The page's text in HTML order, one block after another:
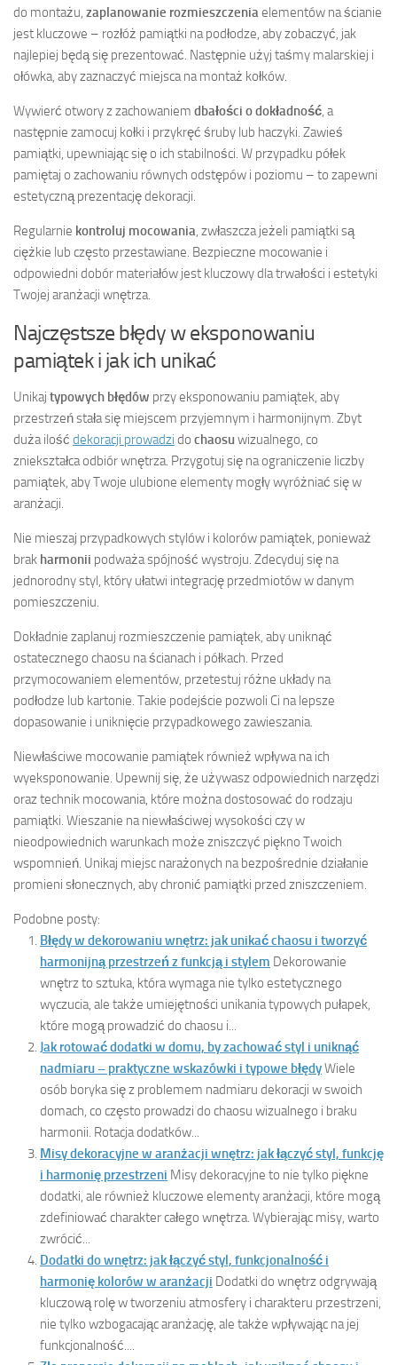
do montażu, zaplanowanie rozmieszczenia elementów na ścianie
jest kluczowe – rozłóż pamiątki na podłodze, aby zobaczyć, jak
najlepiej będą się prezentować. Następnie użyj taśmy malarskiej i
ołówka, aby zaznaczyć miejsca na montaż kołków.
Wywierć otwory z zachowaniem dbałości o dokładność , a
następnie zamocuj kołki i przykręć śruby lub haczyki. Zawieś
pamiątki, upewniając się o ich stabilności. W przypadku półek
pamiętaj o zachowaniu równych odstępów i poziomu – to zapewni
estetyczną prezentację dekoracji.
Regularnie kontroluj mocowania , zwłaszcza jeżeli pamiątki są
ciężkie lub często przestawiane. Bezpieczne mocowanie i
odpowiedni dobór materiałów jest kluczowy dla trwałości i estetyki
Twojej aranżacji wnętrza.
Najczęstsze błędy w eksponowaniu
pamiątek i jak ich unikać
Unikaj typowych błędów przy eksponowaniu pamiątek, aby
przestrzeń stała się miejscem przyjemnym i harmonijnym. Zbyt
duża ilość dekoracji prowadzi do chaosuwizualnego, co
zniekształca odbiór wnętrza. Przygotuj się na ograniczenie liczby
pamiątek, aby Twoje ulubione elementy mogły wyróżniać się w
aranżacji.
Nie mieszaj przypadkowych stylów i kolorów pamiątek, ponieważ
brak harmonii podważa spójność wystroju. Zdecyduj się na
jednorodny styl, który ułatwi integrację przedmiotów w danym
pomieszczeniu.
Dokładnie zaplanuj rozmieszczenie pamiątek, aby uniknąć
ostatecznego chaosu na ścianach i półkach. Przed
przymocowaniem elementów, przetestuj różne układy na
podłodze lub kartonie. Takie podejście pozwoli Ci na lepsze
dopasowanie i uniknięcie przypadkowego zawieszania.
Niewłaściwe mocowanie pamiątek również wpływa na ich
wyeksponowanie. Upewnij się, że używasz odpowiednich narzędzi
oraz technik mocowania, które można dostosować do rodzaju
pamiątki. Wieszanie na niewłaściwej wysokości czy w
nieodpowiednich warunkach może zniszczyć piękno Twoich
wspomnień. Unikaj miejsc narażonych na bezpośrednie działanie
promieni słonecznych, aby chronić pamiątki przed zniszczeniem.
Podobne posty:
Błędy w dekorowaniu wnętrz: jak unikać chaosu i tworzyć
harmonijną przestrzeń z funkcją i stylem Dekorowanie
wnętrz to sztuka, która wymaga nie tylko estetycznego
wyczucia, ale także umiejętności unikania typowych pułapek,
które mogą prowadzić do chaosu i...
Jak rotować dodatki w domu, by zachować styl i uniknąć
nadmiaru – praktyczne wskazówki i typowe błędyWiele
osób boryka się z problemem nadmiaru dekoracji w swoich
domach, co często prowadzi do chaosu wizualnego i braku
harmonii. Rotacja dodatków...
Misy dekoracyjne w aranżacji wnętrz: jak łączyć styl, funkcję
i harmonię przestrzeni Misy dekoracyjne to nie tylko piękne
dodatki, ale również kluczowe elementy aranżacji, które mogą
zdefiniować charakter całego wnętrza. Wybierając misy, warto
zwrócić...
Dodatki do wnętrz: jak łączyć styl, funkcjonalność i
harmonię kolorów w aranżacji Dodatki do wnętrz odgrywają
kluczową rolę w tworzeniu atmosfery i charakteru przestrzeni,
nie tylko wzbogacając aranżację, ale także wpływając na jej
funkcjonalność....